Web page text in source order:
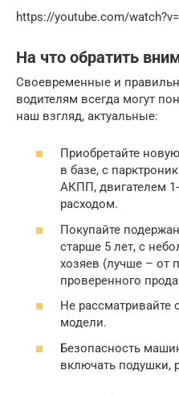
https://youtube.com/
На что обратить
Своевременные и
водителям всегда могут
наш взгляд, актуальные:
Приобретайте
в базе, с
АКПП, двигателем
расходом.
Покупайте
старше 5 лет, с
хозяев (лучше – от
проверенного
Не рассматривайте
модели.
Безопасность
включать подушки,